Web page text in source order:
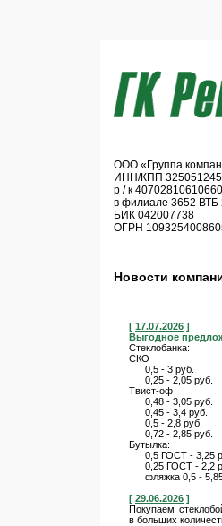
ООО «Группа
ИНН/КПП
р / к
в филиале 3652 ВТБ
БИК 042007738
ОГРН
Новости
[ 17.07.2026 ]
Выгодное
Стеклобанка:
СКО
0,5 - 3 руб.
0,25 - 2,05 руб.
Твист-оф
0,48 - 3,05 руб.
0,45 - 3,4 руб.
0,5 - 2,8 руб.
0,72 - 2,85 руб.
Бутылка:
0,5 ГОСТ - 3,25
0,25 ГОСТ - 2,2
фляжка 0,5 - 5,85
[ 29.06.2026 ]
Покупаем
в больших